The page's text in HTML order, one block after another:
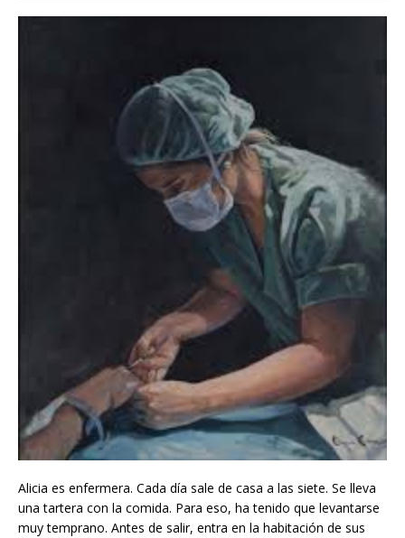
Alicia es enfermera. Cada día sale de casa a las siete. Se lleva
una tartera con la comida. Para eso, ha tenido que levantarse
muy temprano. Antes de salir, entra en la habitación de sus